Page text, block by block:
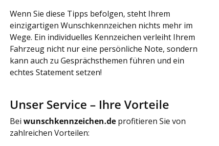
Wenn Sie diese Tipps befolgen, steht Ihrem
einzigartigen Wunschkennzeichen nichts mehr im
Wege. Ein individuelles Kennzeichen verleiht Ihrem
Fahrzeug nicht nur eine persönliche Note, sondern
kann auch zu Gesprächsthemen führen und ein
echtes Statement setzen!
Unser Service – Ihre Vorteile
Bei wunschkennzeichen.de profitieren Sie von
zahlreichen Vorteilen: